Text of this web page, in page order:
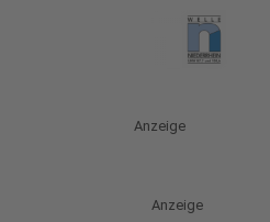
Anzeige
Anzeige